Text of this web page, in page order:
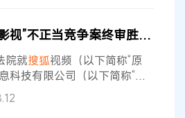
证动漫作品达数百部次，涉及
中，针对部分网站盗版播放
视频日前以侵害作品
正当竞争案终审胜诉，获赔14.5万元
院就搜狐视频（以下简称“原
科技有限公司（以下简称“被
一案，判决原告终审胜诉，被
客影视”构成对原告的不正当